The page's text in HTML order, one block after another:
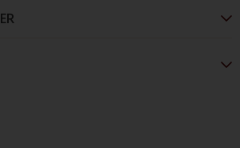
patagônico mostra como